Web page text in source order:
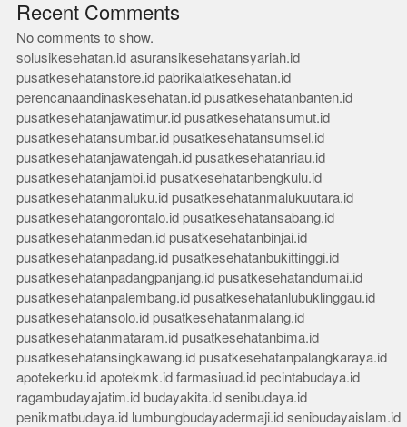
Recent Comments
No comments to show.
solusikesehatan.id asuransikesehatansyariah.id
pusatkesehatanstore.id pabrikalatkesehatan.id
perencanaandinaskesehatan.id pusatkesehatanbanten.id
pusatkesehatanjawatimur.id pusatkesehatansumut.id
pusatkesehatansumbar.id pusatkesehatansumsel.id
pusatkesehatanjawatengah.id pusatkesehatanriau.id
pusatkesehatanjambi.id pusatkesehatanbengkulu.id
pusatkesehatanmaluku.id pusatkesehatanmalukuutara.id
pusatkesehatangorontalo.id pusatkesehatansabang.id
pusatkesehatanmedan.id pusatkesehatanbinjai.id
pusatkesehatanpadang.id pusatkesehatanbukittinggi.id
pusatkesehatanpadangpanjang.id pusatkesehatandumai.id
pusatkesehatanpalembang.id pusatkesehatanlubuklinggau.id
pusatkesehatansolo.id pusatkesehatanmalang.id
pusatkesehatanmataram.id pusatkesehatanbima.id
pusatkesehatansingkawang.id pusatkesehatanpalangkaraya.id
apotekerku.id apotekmk.id farmasiuad.id pecintabudaya.id
ragambudayajatim.id budayakita.id senibudaya.id
penikmatbudaya.id lumbungbudayadermaji.id senibudayaislam.id